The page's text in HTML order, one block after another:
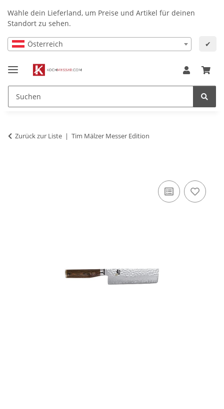
Wähle dein Lieferland, um Preise und Artikel für deinen
Standort zu sehen.
Österreich ✔
Zurück zur Liste Tim Mälzer Messer Edition